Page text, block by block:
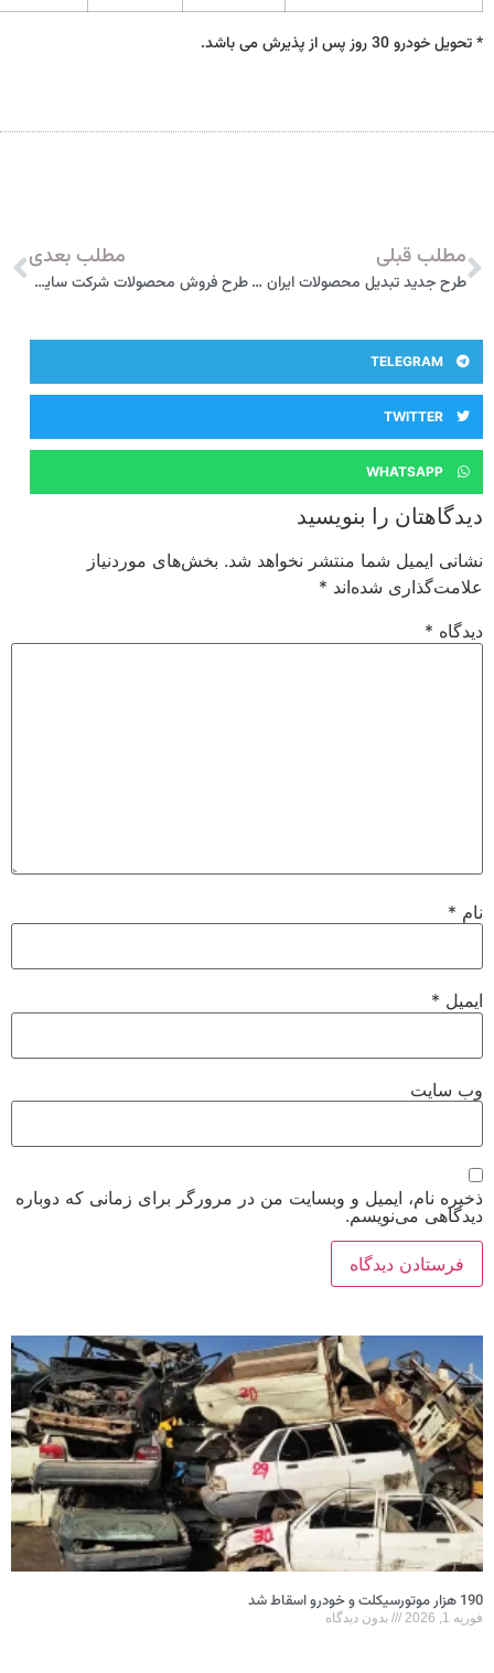
* تحویل خودرو 30 روز پس از پذیرش می باشد.
مطلب قبلی
طرح جدید تبدیل محصولات ایران خودرو – 6 بهمن 98
مطلب بعدی
طرح فروش محصولات شرکت سایپا ویژه دهه فجر 98
TELEGRAM
TWITTER
WHATSAPP
دیدگاهتان را بنویسید
نشانی ایمیل شما منتشر نخواهد شد. بخش‌های موردنیاز
علامت‌گذاری شده‌اند*
دیدگاه*
نام*
ایمیل*
وب‌ سایت
ذخیره نام، ایمیل و وبسایت من در مرورگر برای زمانی که دوباره
دیدگاهی می‌نویسم.
190 هزار موتورسیکلت و خودرو اسقاط شد
فوریه 1, 2026 بدون دیدگاه